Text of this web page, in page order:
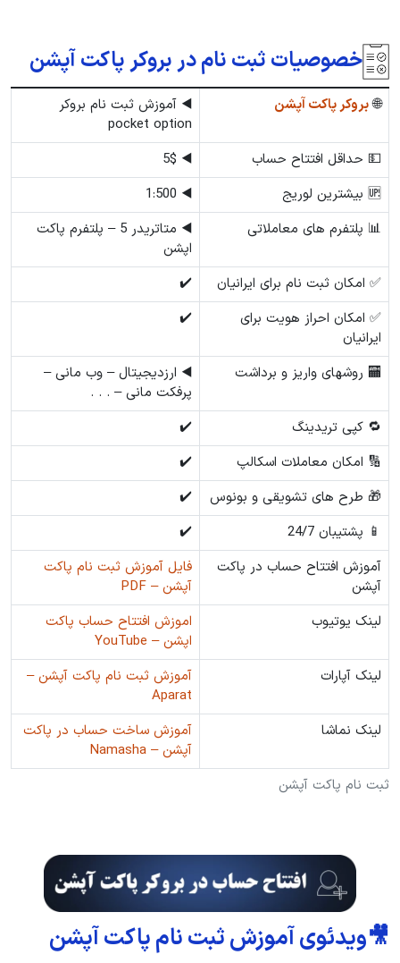
خصوصیات ثبت نام در بروکر پاکت آپشن
ثبت نام پاکت آپشن
🌐بروکر پاکت آپشن
◀️ آموزش ثبت نام بروکر
pocket option
💵 حداقل افتتاح حساب
◀️ 5$
🆙 بیشترین لوریج
◀️ 1:500
📊 پلتفرم های معاملاتی
◀️ متاتریدر 5 – پلتفرم پاکت
اپشن
✅ امکان ثبت نام برای ایرانیان
✔️
✅ امکان احراز هویت برای
ایرانیان
✔️
🏧 روشهای واریز و برداشت
◀️ ارزدیجیتال – وب مانی –
پرفکت مانی – . . .
🔁 کپی تریدینگ
✔️
🔢 امکان معاملات اسکالپ
✔️
🎁 طرح های تشویقی و بونوس
✔️
📱 پشتیبان 24/7
✔️
آموزش افتتاح حساب در پاکت
آپشن
فایل آموزش ثبت نام پاکت
آپشن – PDF
لینک یوتیوب
اموزش افتتاح حساب پاکت
اپشن – YouTube
لینک آپارات
آموزش ثبت نام پاکت آپشن –
Aparat
لینک نماشا
آموزش ساخت حساب در پاکت
آپشن – Namasha
🎥ویدئوی آموزش ثبت نام پاکت آپشن